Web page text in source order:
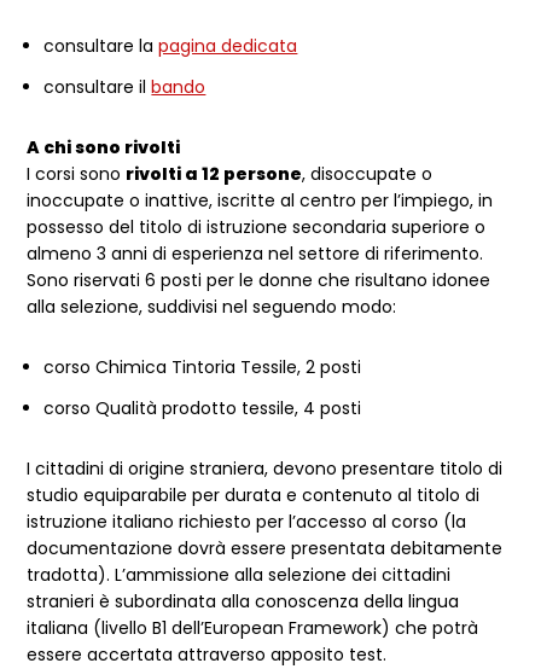
consultare lapagina dedicata
consultare ilbando
A chi sono rivolti
I corsi sono rivolti a 12 persone, disoccupate o
inoccupate o inattive, iscritte al centro per l’impiego, in
possesso del titolo di istruzione secondaria superiore o
almeno 3 anni di esperienza nel settore di riferimento.
Sono riservati 6 posti per le donne che risultano idonee
alla selezione, suddivisi nel seguendo modo:
corso Chimica Tintoria Tessile, 2 posti
corso Qualità prodotto tessile, 4 posti
I cittadini di origine straniera, devono presentare titolo di
studio equiparabile per durata e contenuto al titolo di
istruzione italiano richiesto per l’accesso al corso (la
documentazione dovrà essere presentata debitamente
tradotta). L’ammissione alla selezione dei cittadini
stranieri è subordinata alla conoscenza della lingua
italiana (livello B1 dell’European Framework) che potrà
essere accertata attraverso apposito test.